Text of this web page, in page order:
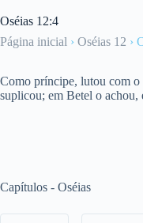
Oséias 12:4
Página inicial › Oséias 12 ›
Como príncipe, lutou com o
suplicou; em Betel o achou,
Capítulos - Oséias